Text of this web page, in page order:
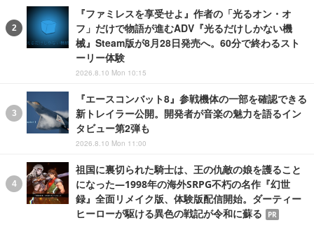
『ファミレスを享受せよ』作者の「光るオン・オ
フ」だけで物語が進むADV『光るだけしかない機
械』Steam版が8月28日発売へ。60分で終わるスト
ーリー体験
2026.8.10 Mon 10:15
『エースコンバット8』参戦機体の一部を確認できる
新トレイラー公開。開発者が音楽の魅力を語るイン
タビュー第2弾も
2026.8.10 Mon 11:00
祖国に裏切られた騎士は、王の仇敵の娘を護ること
になった―1998年の海外SRPG不朽の名作『幻世
録』全面リメイク版、体験版配信開始。ダーティー
ヒーローが駆ける異色の戦記が令和に蘇る
PR